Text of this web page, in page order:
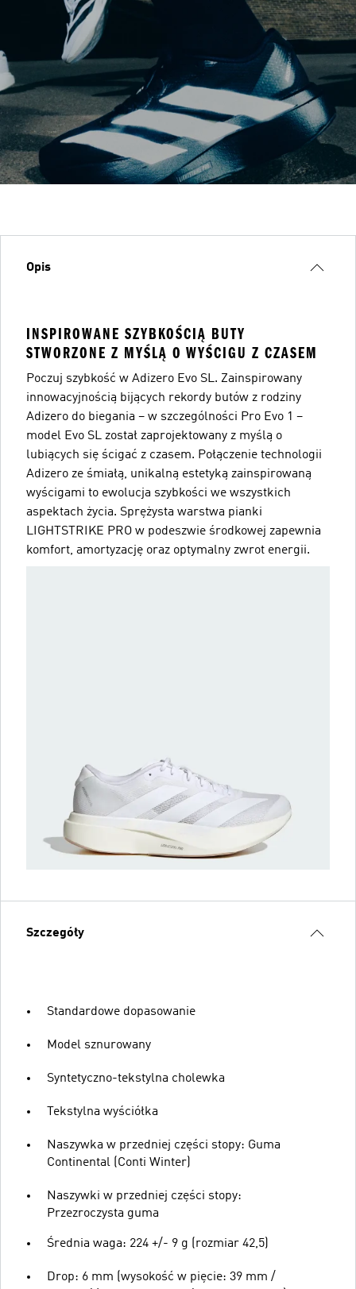
Opis
INSPIROWANE SZYBKOŚCIĄ BUTY
STWORZONE Z MYŚLĄ O WYŚCIGU Z CZASEM
Poczuj szybkość w Adizero Evo SL. Zainspirowany
innowacyjnością bijących rekordy butów z rodziny
Adizero do biegania – w szczególności Pro Evo 1 –
model Evo SL został zaprojektowany z myślą o
lubiących się ścigać z czasem. Połączenie technologii
Adizero ze śmiałą, unikalną estetyką zainspirowaną
wyścigami to ewolucja szybkości we wszystkich
aspektach życia. Sprężysta warstwa pianki
LIGHTSTRIKE PRO w podeszwie środkowej zapewnia
komfort, amortyzację oraz optymalny zwrot energii.
Szczegóły
Standardowe dopasowanie
Model sznurowany
Syntetyczno-tekstylna cholewka
Tekstylna wyściółka
Naszywka w przedniej części stopy: Guma
Continental (Conti Winter)
Naszywki w przedniej części stopy:
Przezroczysta guma
Średnia waga: 224 +/- 9 g (rozmiar 42,5)
Drop: 6 mm (wysokość w pięcie: 39 mm /